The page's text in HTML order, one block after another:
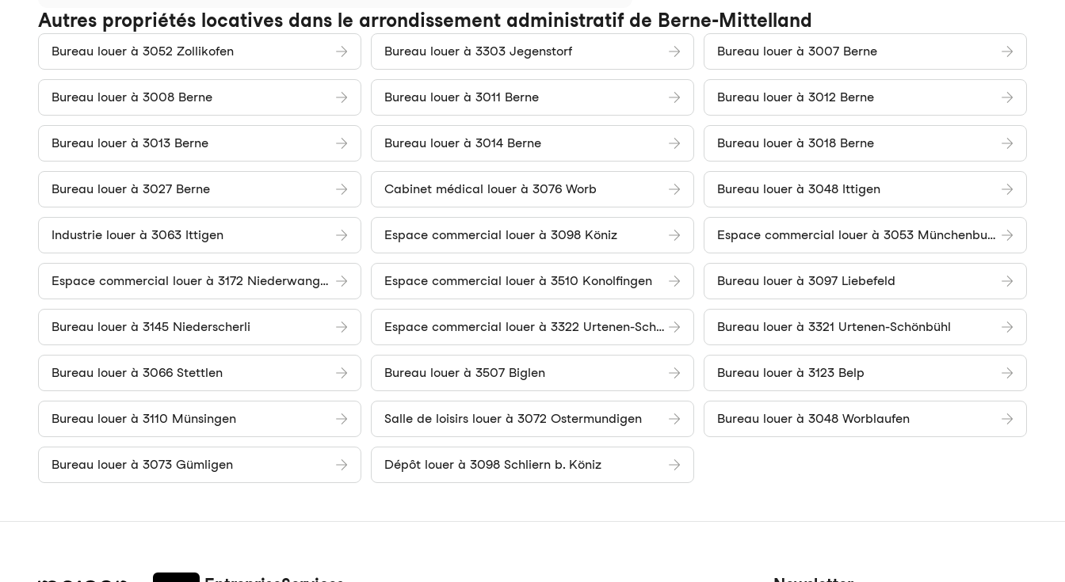
Autres propriétés locatives dans le arrondissement administratif de Berne-Mittelland
Bureau louer à 3052 Zollikofen Bureau louer à 3303 Jegenstorf Bureau louer à 3007 Berne
Bureau louer à 3008 Berne Bureau louer à 3011 Berne Bureau louer à 3012 Berne
Bureau louer à 3013 Berne Bureau louer à 3014 Berne Bureau louer à 3018 Berne
Bureau louer à 3027 Berne Cabinet médical louer à 3076 Worb Bureau louer à 3048 Ittigen
Industrie louer à 3063 Ittigen Espace commercial louer à 3098 Köniz Espace commercial louer à 3053 Münchenbuchsee
Espace commercial louer à 3172 Niederwangen b. Bern Espace commercial louer à 3510 Konolfingen Bureau louer à 3097 Liebefeld
Bureau louer à 3145 Niederscherli Espace commercial louer à 3322 Urtenen-Schönbühl Bureau louer à 3321 Urtenen-Schönbühl
Bureau louer à 3066 Stettlen Bureau louer à 3507 Biglen Bureau louer à 3123 Belp
Bureau louer à 3110 Münsingen Salle de loisirs louer à 3072 Ostermundigen Bureau louer à 3048 Worblaufen
Bureau louer à 3073 Gümligen Dépôt louer à 3098 Schliern b. Köniz